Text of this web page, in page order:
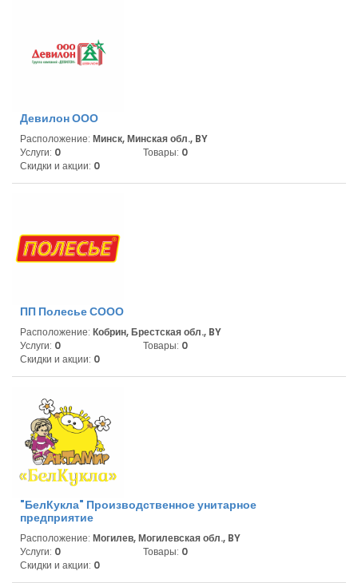
Девилон ООО
Расположение: Минск, Минская обл., BY
Услуги: 0 Товары: 0
Скидки и акции: 0
ПП Полесье СООО
Расположение: Кобрин, Брестская обл., BY
Услуги: 0 Товары: 0
Скидки и акции: 0
"БелКукла" Производственное унитарное
предприятие
Расположение: Могилев, Могилевская обл., BY
Услуги: 0 Товары: 0
Скидки и акции: 0